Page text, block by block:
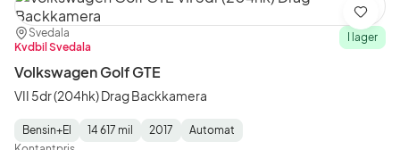
Plats:
Svedala
Återförsäljare:
Kvdbil Svedala
I lager
Volkswagen Golf GTE
VII 5dr (204hk) Drag Backkamera
Fuel
Bensin+El
Mätarställning:
14 617 mil
Model
2017
Gearbox
Automat
Spara